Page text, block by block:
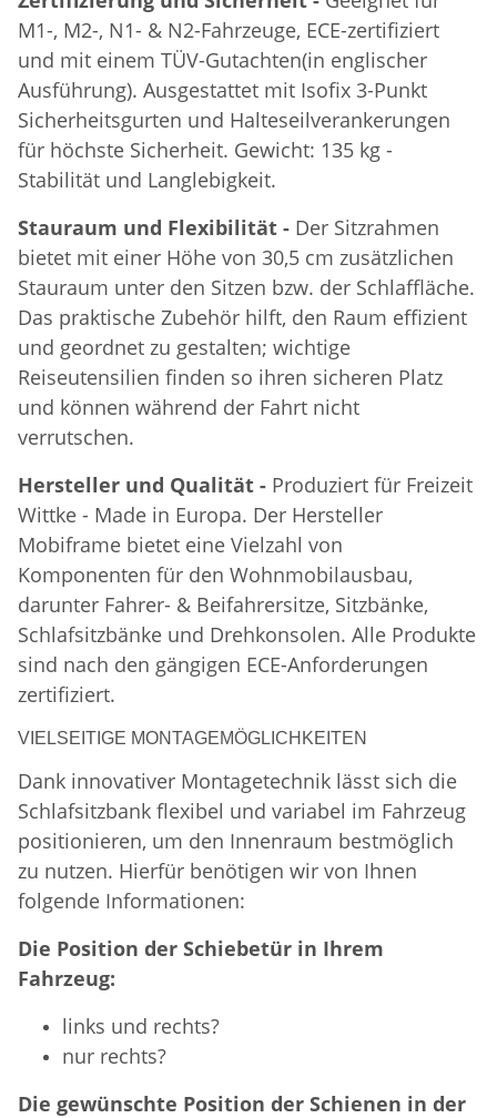
M1-, M2-, N1- & N2-Fahrzeuge, ECE-zertifiziert
und mit einem TÜV-Gutachten(in englischer
Ausführung). Ausgestattet mit Isofix 3-Punkt
Sicherheitsgurten und Halteseilverankerungen
für höchste Sicherheit. Gewicht: 135 kg -
Stabilität und Langlebigkeit.
Stauraum und Flexibilität - Der Sitzrahmen
bietet mit einer Höhe von 30,5 cm zusätzlichen
Stauraum unter den Sitzen bzw. der Schlaffläche.
Das praktische Zubehör hilft, den Raum effizient
und geordnet zu gestalten; wichtige
Reiseutensilien finden so ihren sicheren Platz
und können während der Fahrt nicht
verrutschen.
Hersteller und Qualität - Produziert für Freizeit
Wittke - Made in Europa. Der Hersteller
Mobiframe bietet eine Vielzahl von
Komponenten für den Wohnmobilausbau,
darunter Fahrer- & Beifahrersitze, Sitzbänke,
Schlafsitzbänke und Drehkonsolen. Alle Produkte
sind nach den gängigen ECE-Anforderungen
zertifiziert.
VIELSEITIGE MONTAGEMÖGLICHKEITEN
Dank innovativer Montagetechnik lässt sich die
Schlafsitzbank flexibel und variabel im Fahrzeug
positionieren, um den Innenraum bestmöglich
zu nutzen. Hierfür benötigen wir von Ihnen
folgende Informationen:
Die Position der Schiebetür in Ihrem
Fahrzeug:
links und rechts?
nur rechts?
Die gewünschte Position der Schienen in der